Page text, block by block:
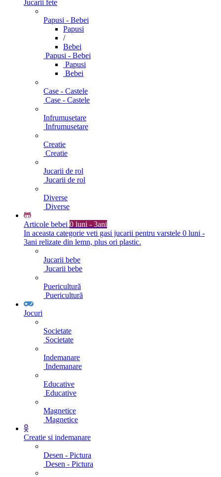
Jucarii fete
Papusi - Bebei
Papusi
/
Bebei
Papusi - Bebei
Papusi
Bebei
Case - Castele
Case - Castele
Infrumusetare
Infrumusetare
Creatie
Creatie
Jucarii de rol
Jucarii de rol
Diverse
Diverse
Articole bebei 0 luni - 3ani
In aceasta categorie veti gasi jucarii pentru varstele 0 luni -
3ani relizate din lemn, plus ori plastic.
Jucarii bebe
Jucarii bebe
Puericultură
Puericultură
Jocuri
Societate
Societate
Indemanare
Indemanare
Educative
Educative
Magnetice
Magnetice
Creatie si indemanare
Desen - Pictura
Desen - Pictura